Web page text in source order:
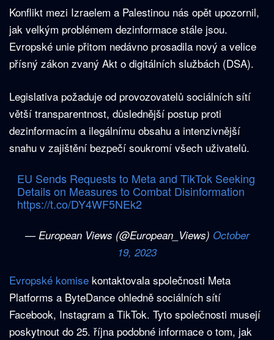
Konflikt mezi Izraelem a Palestinou nás opět upozornil,
jak velkým problémem dezinformace stále jsou.
Evropské unie přitom nedávno prosadila nový a velice
přísný zákon zvaný Akt o digitálních službách (DSA).
Legislativa požaduje od provozovatelů sociálních sítí
větší transparentnost, důslednější postup proti
dezinformacím a ilegálnímu obsahu a intenzivnější
snahu v zajištění bezpečí soukromí všech uživatelů.
EU Sends Requests to Meta and TikTok Seeking
Details on Measures to Combat Disinformation
https://t.co/DY4WF5NEk2
— European Views (@European_Views) October
19, 2023
Evropské komise kontaktovala společnosti Meta
Platforms a ByteDance ohledně sociálních sítí
Facebook, Instagram a TikTok. Tyto společnosti musejí
poskytnout do 25. října podobné informace o tom, jak